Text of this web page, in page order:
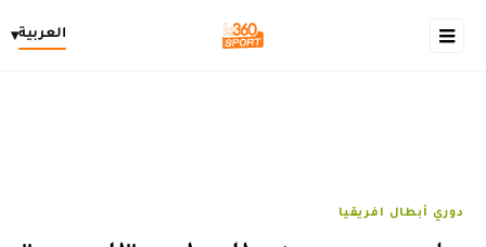
العربية▾
دوري أبطال افريقيا